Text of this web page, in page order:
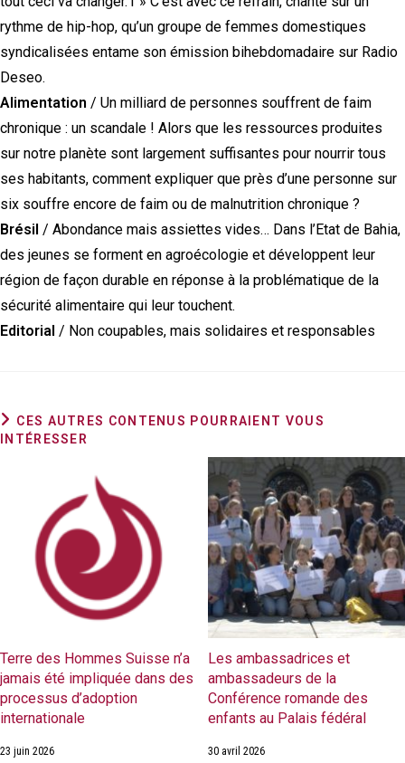
rythme de hip-hop, qu’un groupe de femmes domestiques
syndicalisées entame son émission bihebdomadaire sur Radio
Deseo.
Alimentation / Un milliard de personnes souffrent de faim
chronique : un scandale ! Alors que les ressources produites
sur notre planète sont largement suffisantes pour nourrir tous
ses habitants, comment expliquer que près d’une personne sur
six souffre encore de faim ou de malnutrition chronique ?
Brésil / Abondance mais assiettes vides… Dans l’Etat de Bahia,
des jeunes se forment en agroécologie et développent leur
région de façon durable en réponse à la problématique de la
sécurité alimentaire qui leur touchent.
Editorial / Non coupables, mais solidaires et responsables
CES AUTRES CONTENUS POURRAIENT VOUS
INTÉRESSER
Terre des Hommes Suisse n’a
jamais été impliquée dans des
processus d’adoption
internationale
23 juin 2026
Les ambassadrices et
ambassadeurs de la
Conférence romande des
enfants au Palais fédéral
30 avril 2026